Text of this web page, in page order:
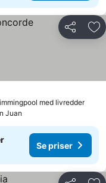
Del
med livredder
Juan
Se priser